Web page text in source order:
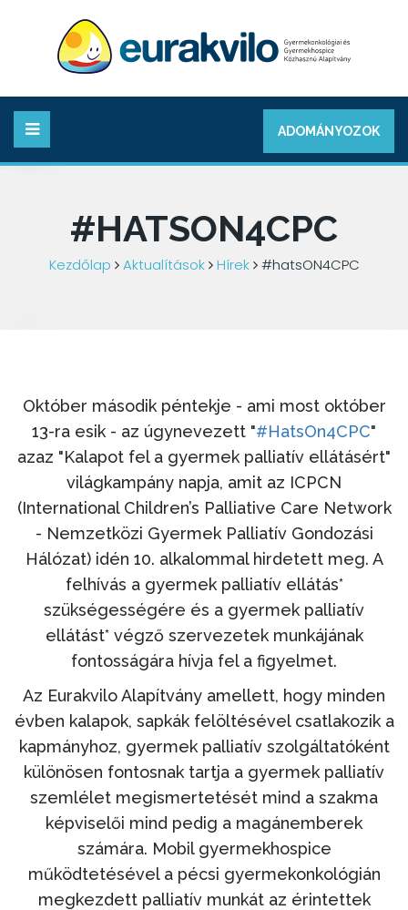
ADOMÁNYOZOK
#HATSON4CPC
Kezdőlap Aktualítások Hírek #hatsON4CPC
Október második péntekje - ami most október
13-ra esik - az úgynevezett "#HatsOn4CPC"
azaz "Kalapot fel a gyermek palliatív ellátásért"
világkampány napja, amit az ICPCN
(International Children’s Palliative Care Network
- Nemzetközi Gyermek Palliatív Gondozási
Hálózat) idén 10. alkalommal hirdetett meg. A
felhívás a gyermek palliatív ellátás*
szükségességére és a gyermek palliatív
ellátást* végző szervezetek munkájának
fontosságára hívja fel a figyelmet.
Az Eurakvilo Alapítvány amellett, hogy minden
évben kalapok, sapkák felöltésével csatlakozik a
kapmányhoz, gyermek palliatív szolgáltatóként
különösen fontosnak tartja a gyermek palliatív
szemlélet megismertetését mind a szakma
képviselői mind pedig a magánemberek
számára. Mobil gyermekhospice
működtetésével a pécsi gyermekonkológián
megkezdett palliatív munkát az érintettek